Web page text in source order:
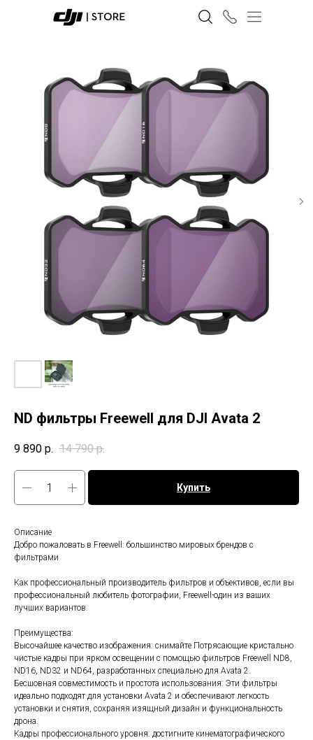
ND фильтры Freewell для DJI Avata 2
9 890 р. 14 790 р.
Купить
Описание
Добро пожаловать в Freewell: большинство мировых брендов с
фильтрами
Как профессиональный производитель фильтров и объективов, если вы
профессиональный любитель фотографии, Freewell-один из ваших
лучших вариантов.
Преимущества:
Высочайшее качество изображения: снимайте Потрясающие кристально
чистые кадры при ярком освещении с помощью фильтров Freewell ND8,
ND16, ND32 и ND64, разработанных специально для Avata 2.
Бесшовная совместимость и простота использования: Эти фильтры
идеально подходят для установки Avata 2 и обеспечивают легкость
установки и снятия, сохраняя изящный дизайн и функциональность
дрона.
Кадры профессионального уровня: достигните кинематографического
Топ продаж